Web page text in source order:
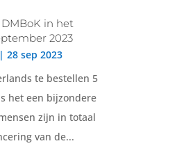
in het
2023
| 28 sep 2023
te bestellen 5
het een bijzondere
zijn in totaal
van de...